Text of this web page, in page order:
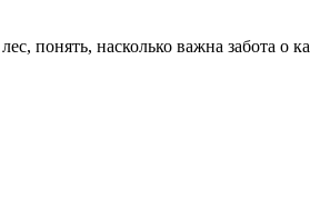
понять, насколько важна забота о